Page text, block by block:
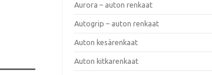
Aurora – auton renkaat
Autogrip – auton renkaat
Auton kesärenkaat
Auton kitkarenkaat